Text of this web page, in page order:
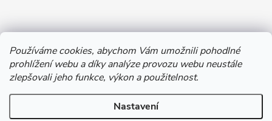
Používáme cookies, abychom Vám umožnili pohodlné
prohlížení webu a díky analýze provozu webu neustále
zlepšovali jeho funkce, výkon a použitelnost.
Nastavení